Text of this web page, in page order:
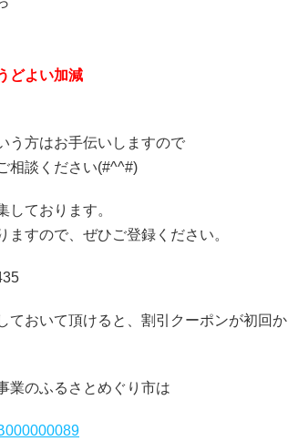
どよい加減
う方はお手伝いしますので
相談ください(#^^#)
ております。
すので、ぜひご登録ください。
おいて頂けると、割引クーポンが初回か
業のふるさとめぐり市は